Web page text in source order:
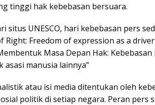
tinggi hak kebebasan bersuara.
situs UNESCO, hari kebebasan pers
Right: Freedom of expression as a
Masa Depan Hak:
asasi manusia lainnya”
atau isi media ditentukan oleh
politik di setiap negara. Peran pers